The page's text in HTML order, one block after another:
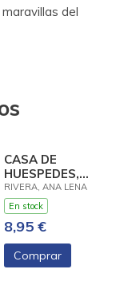
del
CASA DE
HUESPEDES,
LA (EDICION
LIMITADA ·
VERANO)
RIVERA, ANA LENA
En stock
8,95 €
Comprar